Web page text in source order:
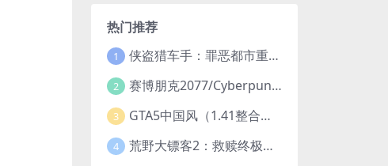
热门推荐
1 侠盗猎车手：罪恶都市重制版/Grand Theft Auto: Vice City – The Definitive Edition
2 赛博朋克2077/Cyberpunk 2077（更新v2.20全DLC）
3 GTA5中国风（1.41整合版1300辆真车+183位美女与英雄+200%存档）
4 荒野大镖客2：救赎终极版/大表哥2/Red Dead Redemption 2: Ultimate Edition（更新v1491.50终极版）